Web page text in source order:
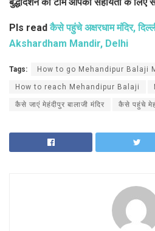
Pls readकैसे पहुंचे अक्षरधाम मंदिर,
Akshardham Mandir, Delhi
Tags: How to go Mehandipur Balaji
How to reach Mehandipur Balaji
कैसे जाएं मेहंदीपुर बालाजी मंदिर कैसे पहुंचे